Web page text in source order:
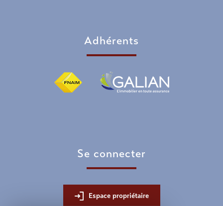
adhérents
se connecter
Espace propriétaire